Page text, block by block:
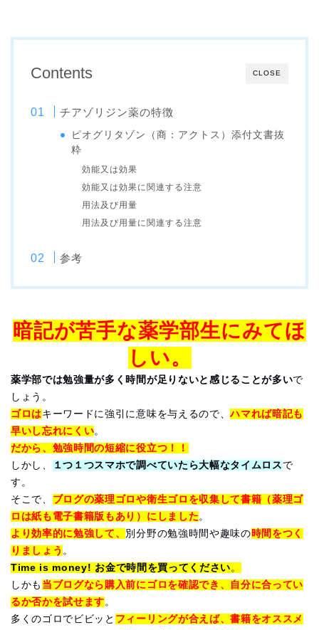
CLOSE
Contents
チアゾリジン薬の特徴
ピオグリタゾン（商：アクトス）添付文書抜
粋
効能又は効果
効能又は効果に関連する注意
用法及び用量
用法及び用量に関連する注意
参考
暗記が苦手な薬学部生にみてほ
しい。
薬学部では勉強量が多く時間が足りないと感じることが多いで
しょう。
ゴロはキーワードに強引に意味を与えるので、ハマれば暗記も
早いし忘れにくい。
だから、勉強時間の短縮に役立つ！！
しかし、
１つ１つスマホで調べていたら大幅なタイムロス で
す。
そこで、 ブログの薬理ゴロや衛生ゴロを収集して書籍（薬理ゴ
ロは紙も電子書籍版もあり）にしました。
より効率的に勉強して、 別分野の勉強時間や趣味の時間をつく
りましょう 。
Time is money! お金で時間を買ってください。
しかも 当ブログなら購入前にゴロを確認でき、自分に合ってい
るか否かを試せます。
多くのゴロでビビッと フィーリングが合えば、書籍をオススメ